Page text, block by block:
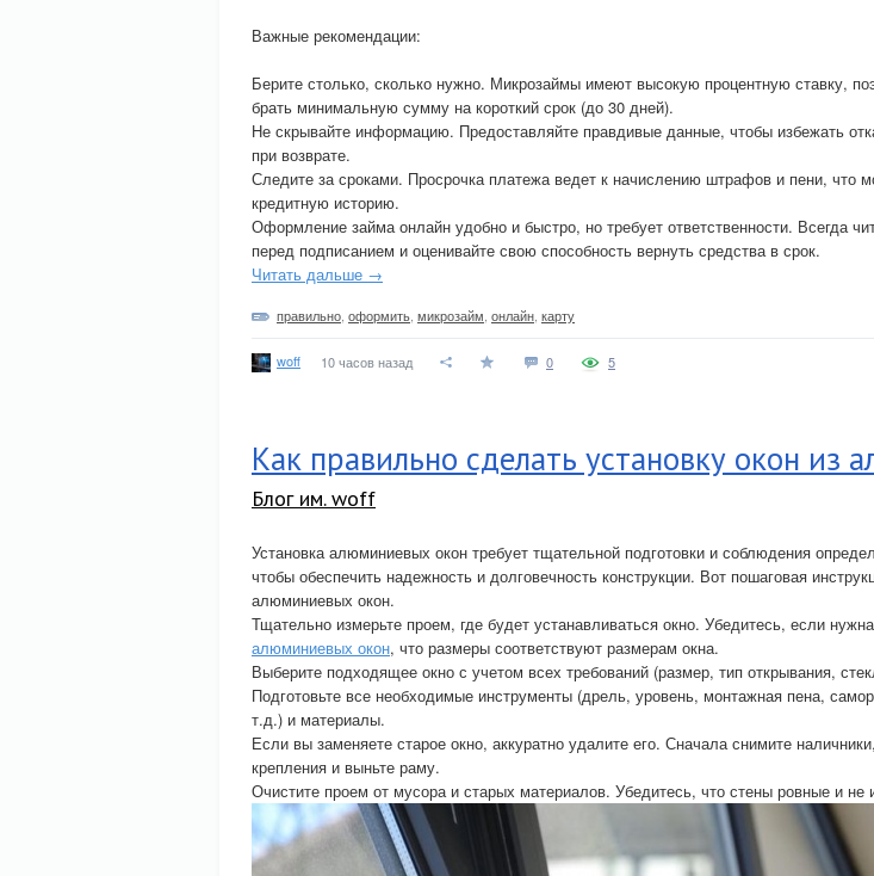
Важные рекомендации:
Берите столько, сколько нужно. Микрозаймы имеют высокую процентную ставку,
брать минимальную сумму на короткий срок (до 30 дней).
Не скрывайте информацию. Предоставляйте правдивые данные, чтобы избежать
при возврате.
Следите за сроками. Просрочка платежа ведет к начислению штрафов и пени, что
кредитную историю.
Оформление займа онлайн удобно и быстро, но требует ответственности. Всегда
перед подписанием и оценивайте свою способность вернуть средства в срок.
Читать дальше →
правильно оформить микрозайм онлайн карту
woff 10 часов назад 0 5
Как правильно сделать установку окон из
Блог им. woff
Установка алюминиевых окон требует тщательной подготовки и соблюдения
чтобы обеспечить надежность и долговечность конструкции. Вот пошаговая
алюминиевых окон.
Тщательно измерьте проем, где будет устанавливаться окно. Убедитесь, если нужна
алюминиевых окон, что размеры соответствуют размерам окна.
Выберите подходящее окно с учетом всех требований (размер, тип открывания,
Подготовьте все необходимые инструменты (дрель, уровень, монтажная пена,
т.д.) и материалы.
Если вы заменяете старое окно, аккуратно удалите его. Сначала снимите
крепления и выньте раму.
Очистите проем от мусора и старых материалов. Убедитесь, что стены ровные и